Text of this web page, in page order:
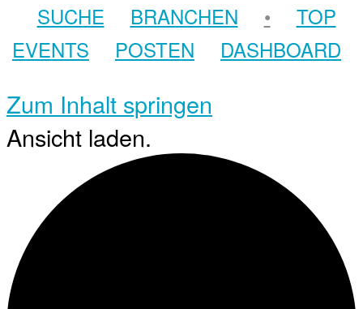
SUCHE
BRANCHEN •
TOP
EVENTS
POSTEN DASHBOARD
Zum Inhalt springen
Ansicht laden.